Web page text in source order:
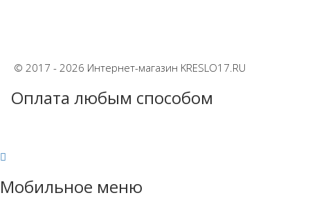
© 2017 - 2026 Интернет-магазин KRESLO17.RU
Оплата любым способом
Мобильное меню